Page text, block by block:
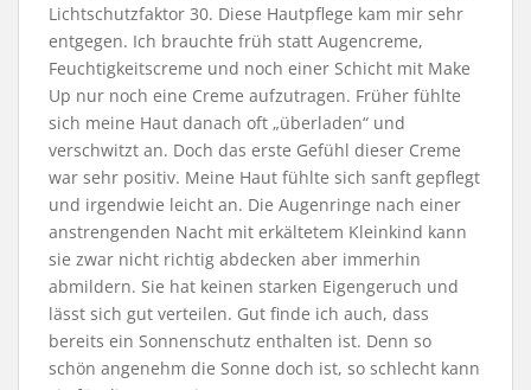
Lichtschutzfaktor 30. Diese Hautpflege kam mir sehr
entgegen. Ich brauchte früh statt Augencreme,
Feuchtigkeitscreme und noch einer Schicht mit Make
Up nur noch eine Creme aufzutragen. Früher fühlte
sich meine Haut danach oft „überladen“ und
verschwitzt an. Doch das erste Gefühl dieser Creme
war sehr positiv. Meine Haut fühlte sich sanft gepflegt
und irgendwie leicht an. Die Augenringe nach einer
anstrengenden Nacht mit erkältetem Kleinkind kann
sie zwar nicht richtig abdecken aber immerhin
abmildern. Sie hat keinen starken Eigengeruch und
lässt sich gut verteilen. Gut finde ich auch, dass
bereits ein Sonnenschutz enthalten ist. Denn so
schön angenehm die Sonne doch ist, so schlecht kann